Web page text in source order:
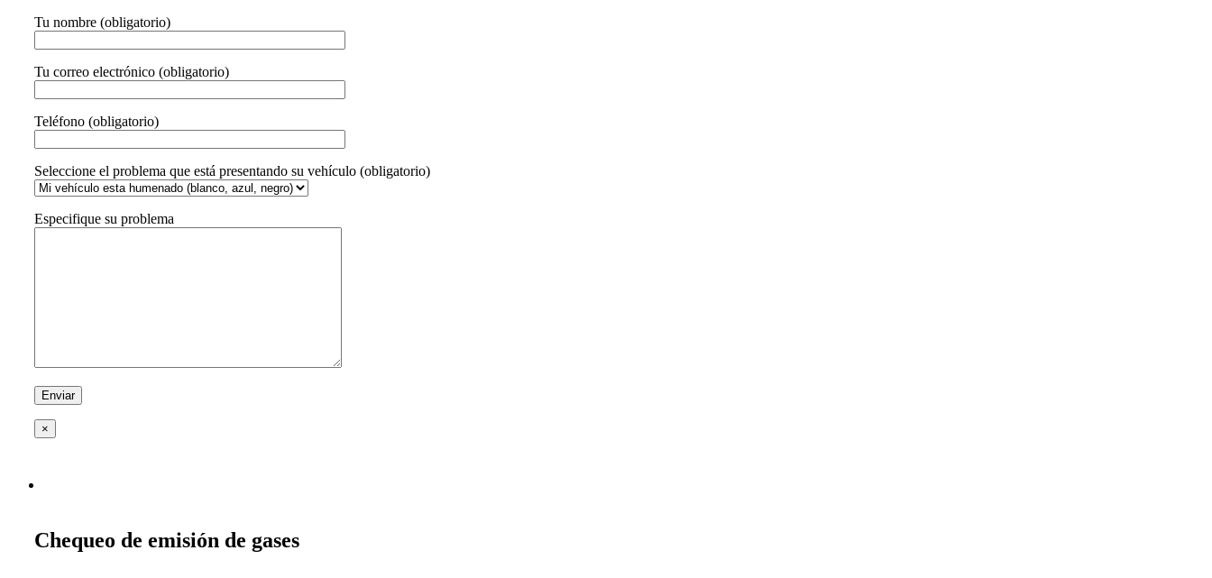
Tu nombre (obligatorio)
Tu correo electrónico (obligatorio)
Teléfono (obligatorio)
Seleccione el problema que está presentando su vehículo (obligatorio)
Especifique su problema
×
Chequeo de emisión de gases